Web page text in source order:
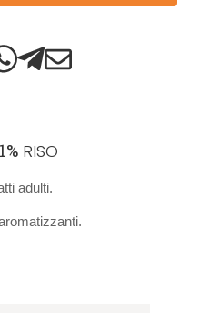
1% RISO
adulti.